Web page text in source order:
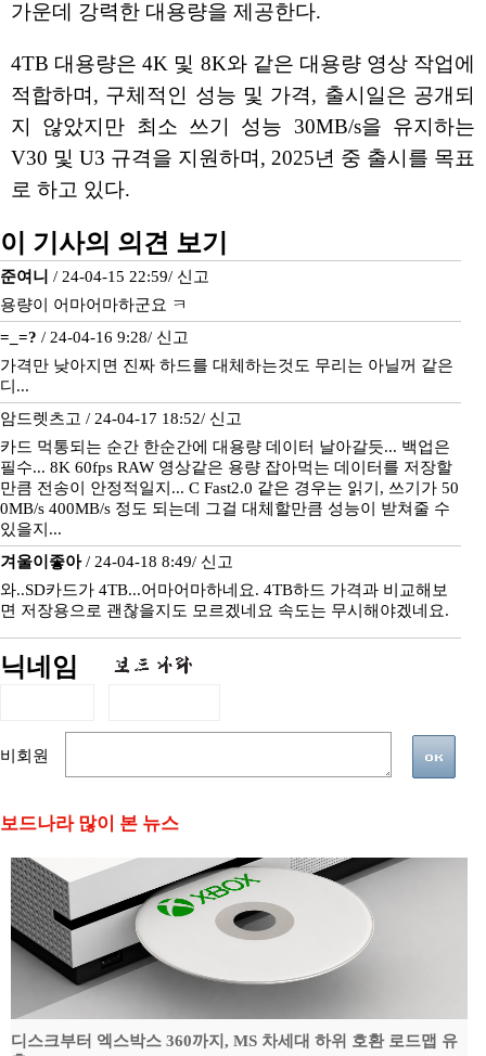
가운데 강력한 대용량을 제공한다.
4TB 대용량은 4K 및 8K와 같은 대용량 영상 작업에
적합하며, 구체적인 성능 및 가격, 출시일은 공개되
지 않았지만 최소 쓰기 성능 30MB/s을 유지하는
V30 및 U3 규격을 지원하며, 2025년 중 출시를 목표
로 하고 있다.
이 기사의 의견 보기
준여니 / 24-04-15 22:59/ 신고
용량이 어마어마하군요 ㅋ
=_=? / 24-04-16 9:28/ 신고
가격만 낮아지면 진짜 하드를 대체하는것도 무리는 아닐꺼 같은
디...
암드렛츠고 / 24-04-17 18:52/ 신고
카드 먹통되는 순간 한순간에 대용량 데이터 날아갈듯... 백업은
필수... 8K 60fps RAW 영상같은 용량 잡아먹는 데이터를 저장할
만큼 전송이 안정적일지... C Fast2.0 같은 경우는 읽기, 쓰기가 50
0MB/s 400MB/s 정도 되는데 그걸 대체할만큼 성능이 받쳐줄 수
있을지...
겨울이좋아/ 24-04-18 8:49/ 신고
와..SD카드가 4TB...어마어마하네요. 4TB하드 가격과 비교해보
면 저장용으로 괜찮을지도 모르겠네요 속도는 무시해야겠네요.
닉네임
비회원
보드나라 많이 본 뉴스
디스크부터 엑스박스 360까지, MS 차세대 하위 호환 로드맵 유